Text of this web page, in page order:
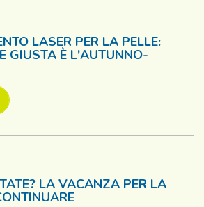
LASER PER LA PELLE:
GIUSTA È L'AUTUNNO-
LA VACANZA PER LA